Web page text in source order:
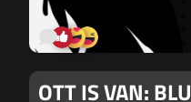
OTT IS VAN: